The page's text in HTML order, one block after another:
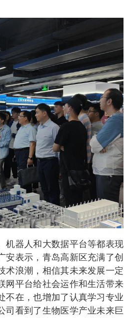
机器人和大数据平台等都表现
安表示，青岛高新区充满了创
术浪潮，相信其未来发展一定
网平台给社会运作和生活带来
不在，也增加了认真学习专业
司看到了生物医学产业未来巨